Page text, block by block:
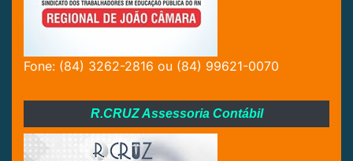
Fone: (84) 3262-2816 ou (84) 99621-0070
R.CRUZ Assessoria Contábil